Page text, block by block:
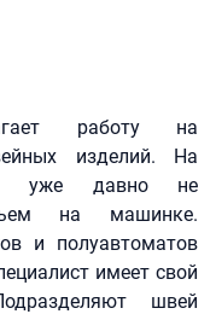
работу на
изделий. На
уже давно не
на машинке.
и полуавтоматов
имеет свой
швей